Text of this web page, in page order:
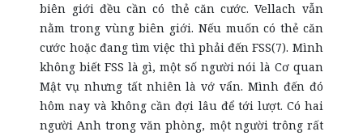
biên giới đều cần có thẻ căn cước. Vellach vẫn
nằm trong vùng biên giới. Nếu muốn có thẻ căn
cước hoặc đang tìm việc thì phải đến FSS(7). Mình
không biết FSS là gì, một số người nói là Cơ quan
Mật vụ nhưng tất nhiên là vớ vẩn. Mình đến đó
hôm nay và không cần đợi lâu để tới lượt. Có hai
người Anh trong văn phòng, một người trông rất